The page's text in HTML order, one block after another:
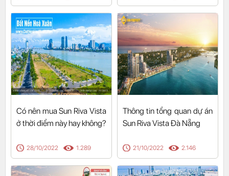
Có nên mua Sun Riva Vista
ở thời điểm này hay không?
28/10/2022 1.289
Thông tin tổng quan dự án
Sun Riva Vista Đà Nẵng
21/10/2022 2.146